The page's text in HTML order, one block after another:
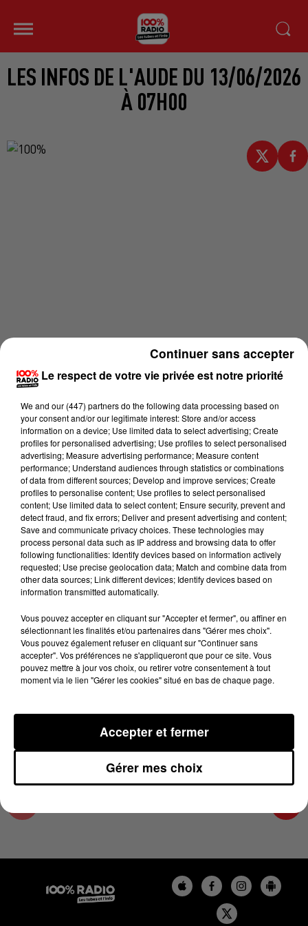
LES INFOS DE L'AUDE DU 13/06/2026
À 07H00
Lecture (2 min 16 sec)
100%
Les infos de l'Aude du 13/06/2026 à 07h00
13 juin 2026 - 2 min 16 sec
LES INFOS DE L'AUDE DU 13/06/2026 À
07H00
Les infos de l'Aude
Le respect de votre vie privée est notre priorité
We and our (447) partnersdo the following data processing based on
your consent and/or our legitimate interest: Store and/or access
information on a device; Use limited data to select advertising; Create
profiles for personalised advertising; Use profiles to select personalised
advertising; Measure advertising performance; Measure content
performance; Understand audiences through statistics or combinations
of data from different sources; Develop and improve services; Create
profiles to personalise content; Use profiles to select personalised
content; Use limited data to select content; Ensure security, prevent and
detect fraud, and fix errors; Deliver and present advertising and content;
Save and communicate privacy choices. These technologies may
process personal data such as IP address and browsing data to offer
following functionalities: Identify devices based on information actively
requested; Use precise geolocation data; Match and combine data from
other data sources; Link different devices; Identify devices based on
information transmitted automatically.
Vous pouvez accepter en cliquant sur "Accepter et fermer", ou affiner en
sélectionnant les finalités et/ou partenaires dans "Gérer mes choix".
Vous pouvez également refuser en cliquant sur "Continuer sans
accepter". Vos préférences ne s'appliqueront que pour ce site. Vous
pouvez mettre à jour vos choix, ou retirer votre consentement à tout
moment via le lien "Gérer les cookies" situé en bas de chaque page.
Gérer mes choix
Accepter et fermer
Continuer sans accepter